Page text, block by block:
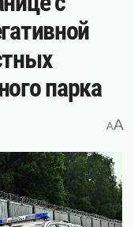
парка
AA